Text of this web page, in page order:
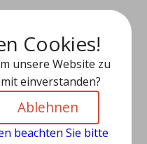
hlossenem Insekt
EUR 129,95
Ansehen
Cookies!
unsere Website zu
einverstanden?
Ablehnen
beachten Sie bitte